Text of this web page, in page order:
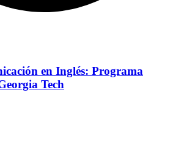
en Inglés: Programa
Tech